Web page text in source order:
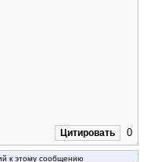
Цитировать 0
к этому сообщению